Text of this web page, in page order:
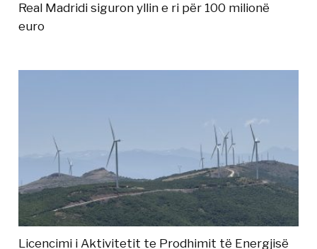
Real Madridi siguron yllin e ri për 100 milionë
euro
Licencimi i Aktivitetit te Prodhimit të Energjisë